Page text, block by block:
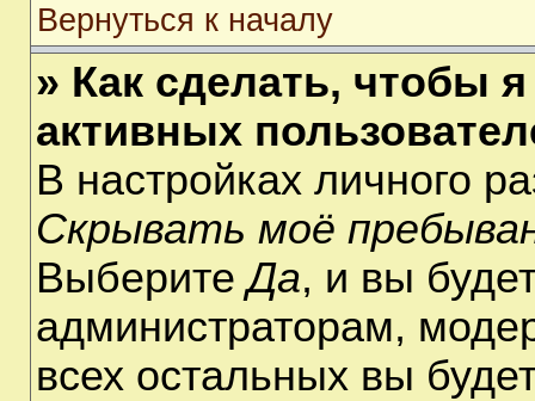
Вернуться к началу
» Как сделать, чтобы
активных
В настройках личного
Скрывать моё
ВыберитеДа, и вы
администраторам,
всех остальных вы